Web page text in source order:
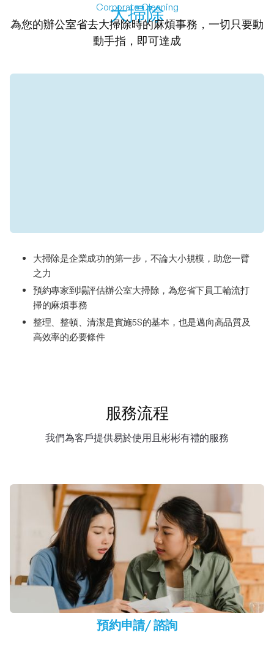
Corporate Cleaning
大掃除
為您的辦公室省去大掃除時的麻煩事務，一切只要動
動手指，即可達成
大掃除是企業成功的第一步，不論大小規模，助您一臂
之力
預約專家到場評估辦公室大掃除，為您省下員工輪流打
掃的麻煩事務
整理、整頓、清潔是實施5S的基本，也是邁向高品質及
高效率的必要條件
服務流程
我們為客戶提供易於使用且彬彬有禮的服務
預約申請/諮詢